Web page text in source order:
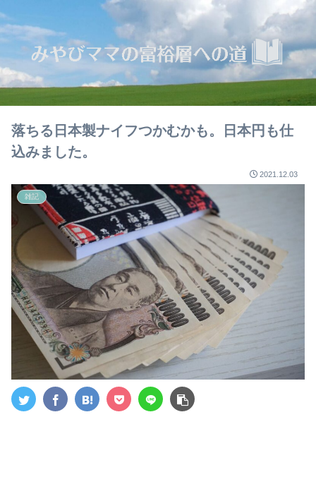
落ちる日本製ナイフつかむかも。日本円も仕
込みました。
2021.12.03
雑記